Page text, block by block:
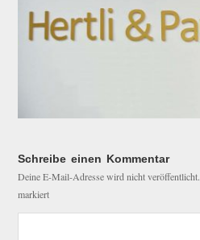
Schreibe einen Kommentar
Deine E-Mail-Adresse wird nicht veröffentlicht.
markiert